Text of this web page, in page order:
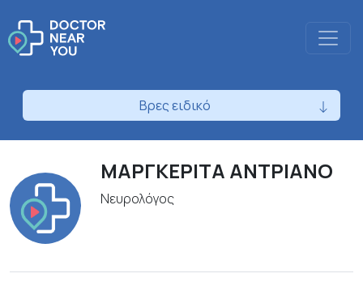
Βρες ειδικό
ΜΑΡΓΚΕΡΙΤΑ ΑΝΤΡΙΑΝΟ
Νευρολόγος